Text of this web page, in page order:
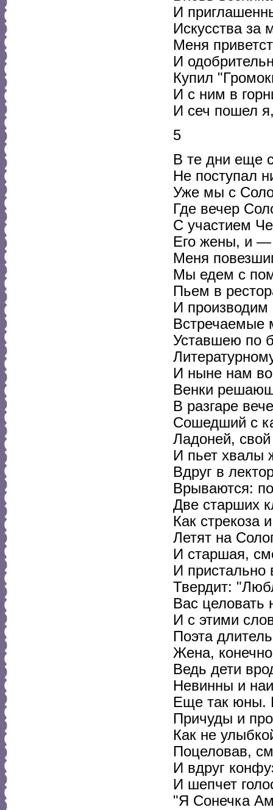
И
Искусства за
Меня
И
Купил
И с ним в
И сеч пошел
5
В те дни еще
Не поступал
Уже мы с
Где вечер
С участием
Его жены, и
Меня
Мы едем с
Пьем в
И
Встречаемые
Уставшею по
И ныне нам
Венки
В разгаре
Сошедший с
Ладоней,
И пьет хвалы
Вдруг в
Врываются:
Две старших
Как стрекоза
Летят на
И старшая,
И пристально
Твердит:
Вас целовать
И с этими
Поэта
Жена,
Ведь дети
Невинны и
Еще так юны.
Причуды и
Как не
Поцеловав,
И вдруг
И шепчет
"Я Сонечка